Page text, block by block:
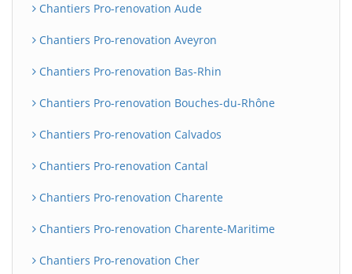
Chantiers Pro-renovation Aude
Chantiers Pro-renovation Aveyron
Chantiers Pro-renovation Bas-Rhin
Chantiers Pro-renovation Bouches-du-Rhône
Chantiers Pro-renovation Calvados
Chantiers Pro-renovation Cantal
Chantiers Pro-renovation Charente
Chantiers Pro-renovation Charente-Maritime
Chantiers Pro-renovation Cher